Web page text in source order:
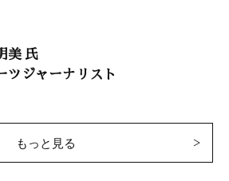
察」
教授）
益を守らなくてはいけない」
教授）
美 氏
ツジャーナリスト
もっと見る